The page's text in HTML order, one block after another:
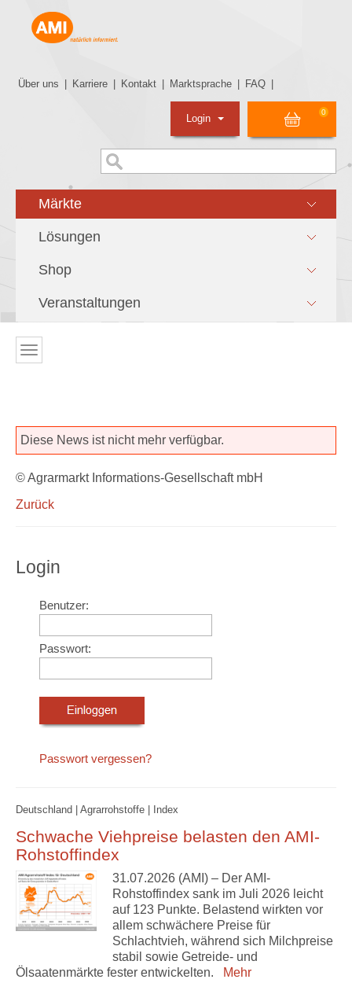
Über uns Karriere Kontakt Marktsprache FAQ
0
Login
Märkte
Lösungen
Shop
Veranstaltungen
Diese News ist nicht mehr verfügbar.
© Agrarmarkt Informations-Gesellschaft mbH
Zurück
Login
Benutzer:
Passwort:
Passwort vergessen?
Deutschland | Agrarrohstoffe | Index
Schwache Viehpreise belasten den AMI-
Rohstoffindex
31.07.2026 (AMI) – Der AMI-
Rohstoffindex sank im Juli 2026 leicht
auf 123 Punkte. Belastend wirkten vor
allem schwächere Preise für
Schlachtvieh, während sich Milchpreise
stabil sowie Getreide- und
Ölsaatenmärkte fester entwickelten.
Mehr